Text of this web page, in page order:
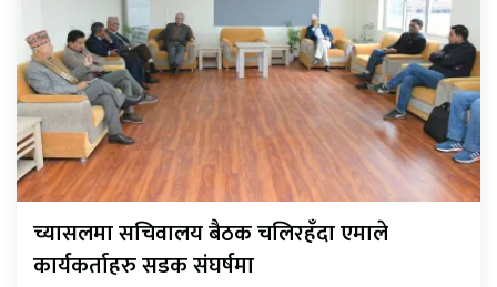
च्यासलमा सचिवालय बैठक चलिरहँदा एमाले
कार्यकर्ताहरु सडक संघर्षमा